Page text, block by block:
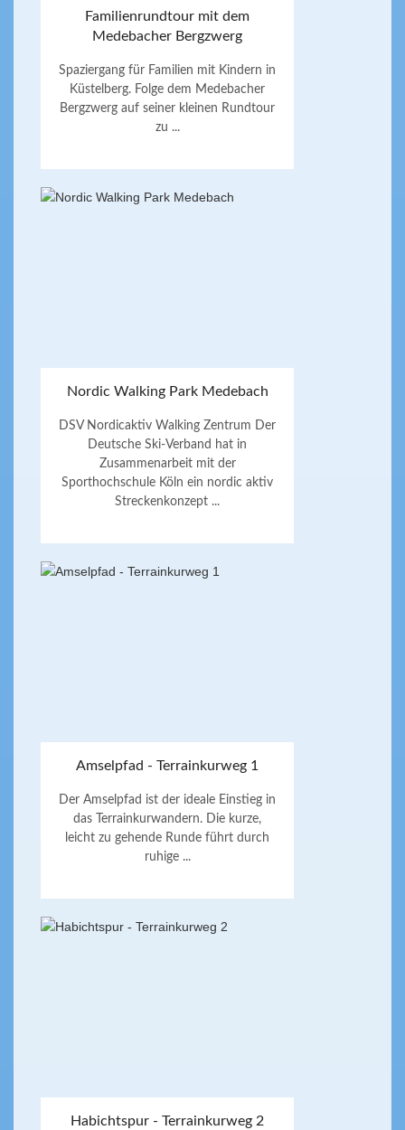
Familienrundtour mit dem
Medebacher Bergzwerg
Spaziergang für Familien mit Kindern in
Küstelberg. Folge dem Medebacher
Bergzwerg auf seiner kleinen Rundtour
zu ...
Nordic Walking Park Medebach
DSV Nordicaktiv Walking Zentrum Der
Deutsche Ski-Verband hat in
Zusammenarbeit mit der
Sporthochschule Köln ein nordic aktiv
Streckenkonzept ...
Amselpfad - Terrainkurweg 1
Der Amselpfad ist der ideale Einstieg in
das Terrainkurwandern. Die kurze,
leicht zu gehende Runde führt durch
ruhige ...
Habichtspur - Terrainkurweg 2